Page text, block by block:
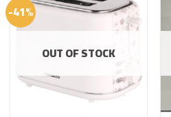
-41%
OUT OF STOCK